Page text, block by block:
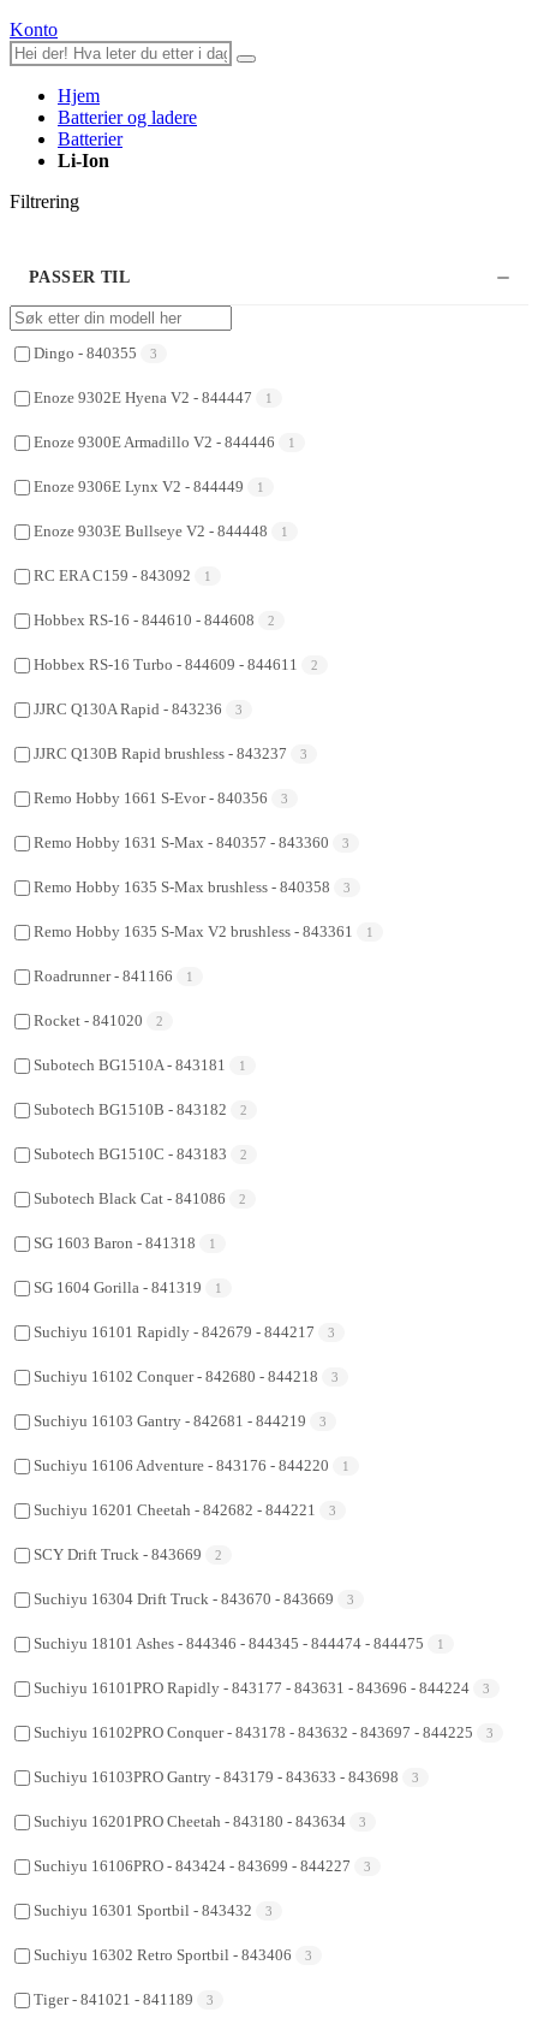
Konto
Hjem
Batterier og ladere
Batterier
Li-Ion
Filtrering
PASSER TIL
Dingo - 840355 3
Enoze 9302E Hyena V2 - 844447 1
Enoze 9300E Armadillo V2 - 844446 1
Enoze 9306E Lynx V2 - 844449 1
Enoze 9303E Bullseye V2 - 844448 1
RC ERA C159 - 843092 1
Hobbex RS-16 - 844610 - 844608 2
Hobbex RS-16 Turbo - 844609 - 844611 2
JJRC Q130A Rapid - 843236 3
JJRC Q130B Rapid brushless - 843237 3
Remo Hobby 1661 S-Evor - 840356 3
Remo Hobby 1631 S-Max - 840357 - 843360 3
Remo Hobby 1635 S-Max brushless - 840358 3
Remo Hobby 1635 S-Max V2 brushless - 843361 1
Roadrunner - 841166 1
Rocket - 841020 2
Subotech BG1510A - 843181 1
Subotech BG1510B - 843182 2
Subotech BG1510C - 843183 2
Subotech Black Cat - 841086 2
SG 1603 Baron - 841318 1
SG 1604 Gorilla - 841319 1
Suchiyu 16101 Rapidly - 842679 - 844217 3
Suchiyu 16102 Conquer - 842680 - 844218 3
Suchiyu 16103 Gantry - 842681 - 844219 3
Suchiyu 16106 Adventure - 843176 - 844220 1
Suchiyu 16201 Cheetah - 842682 - 844221 3
SCY Drift Truck - 843669 2
Suchiyu 16304 Drift Truck - 843670 - 843669 3
Suchiyu 18101 Ashes - 844346 - 844345 - 844474 - 844475 1
Suchiyu 16101PRO Rapidly - 843177 - 843631 - 843696 - 844224 3
Suchiyu 16102PRO Conquer - 843178 - 843632 - 843697 - 844225 3
Suchiyu 16103PRO Gantry - 843179 - 843633 - 843698 3
Suchiyu 16201PRO Cheetah - 843180 - 843634 3
Suchiyu 16106PRO - 843424 - 843699 - 844227 3
Suchiyu 16301 Sportbil - 843432 3
Suchiyu 16302 Retro Sportbil - 843406 3
Tiger - 841021 - 841189 3